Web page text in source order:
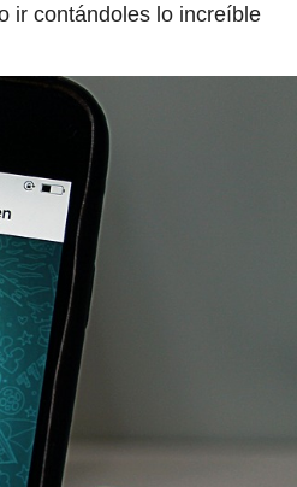
ir contándoles lo increíble